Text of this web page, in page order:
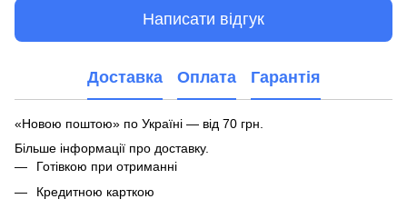
Написати відгук
Доставка Оплата Гарантія
«Новою поштою» по Україні — від 70 грн.
Більше інформації про доставку.
Готівкою при отриманні
Кредитною карткою